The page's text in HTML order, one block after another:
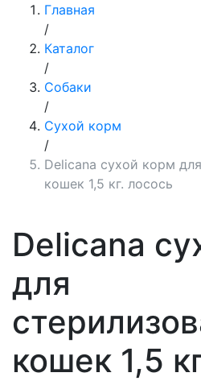
Главная
/
Каталог
/
Собаки
/
Сухой корм
/
Delicana сухой корм
кошек 1,5 кг. лосось
Delicana
для
кошек 1,5